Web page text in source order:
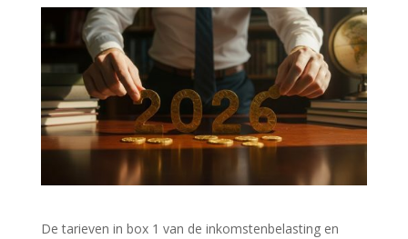
De tarieven in box 1 van de inkomstenbelasting en